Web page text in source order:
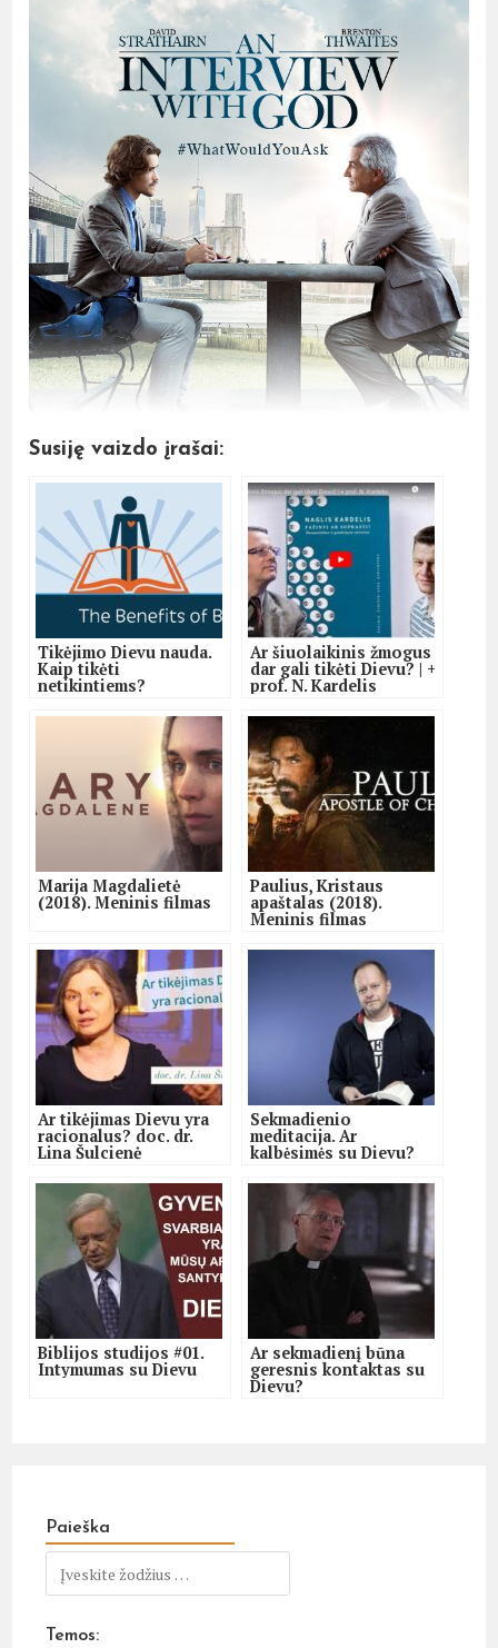
Susiję vaizdo įrašai:
Tikėjimo Dievu nauda.
Kaip tikėti
netikintiems?
Ar šiuolaikinis žmogus
dar gali tikėti Dievu? | +
prof. N. Kardelis
Marija Magdalietė
(2018). Meninis filmas
Paulius, Kristaus
apaštalas (2018).
Meninis filmas
Ar tikėjimas Dievu yra
racionalus? doc. dr.
Lina Šulcienė
Sekmadienio
meditacija. Ar
kalbėsimės su Dievu?
Biblijos studijos #01.
Intymumas su Dievu
Ar sekmadienį būna
geresnis kontaktas su
Dievu?
Paieška
Temos: